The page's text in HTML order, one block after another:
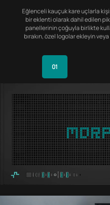
Eğlenceli kauçuk kare uçlarla
bir eklenti olarak dahil edilen
panellerinin çoğuyla birlikte
bırakın, özel logolar ekleyin
01